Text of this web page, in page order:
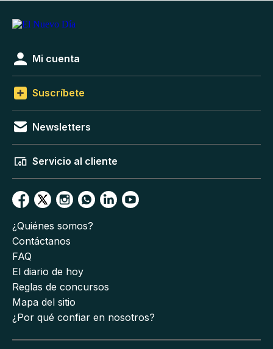
Mi cuenta
Suscríbete
Newsletters
Servicio al cliente
¿Quiénes somos?
Contáctanos
FAQ
El diario de hoy
Reglas de concursos
Mapa del sitio
¿Por qué confiar en nosotros?